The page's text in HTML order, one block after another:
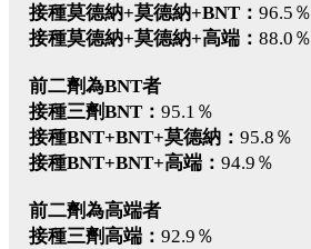
接種莫德納+莫德納+BNT： 96.5％
接種莫德納+莫德納+高端： 88.0％
前二劑為BNT者
接種三劑BNT： 95.1％
接種BNT+BNT+莫德納： 95.8％
接種BNT+BNT+高端： 94.9％
前二劑為高端者
接種三劑高端： 92.9％